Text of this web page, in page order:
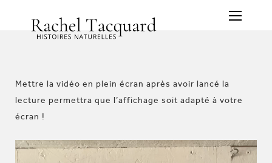
Mettre la vidéo en plein écran après avoir lancé la
lecture permettra que l’affichage soit adapté à votre
écran !